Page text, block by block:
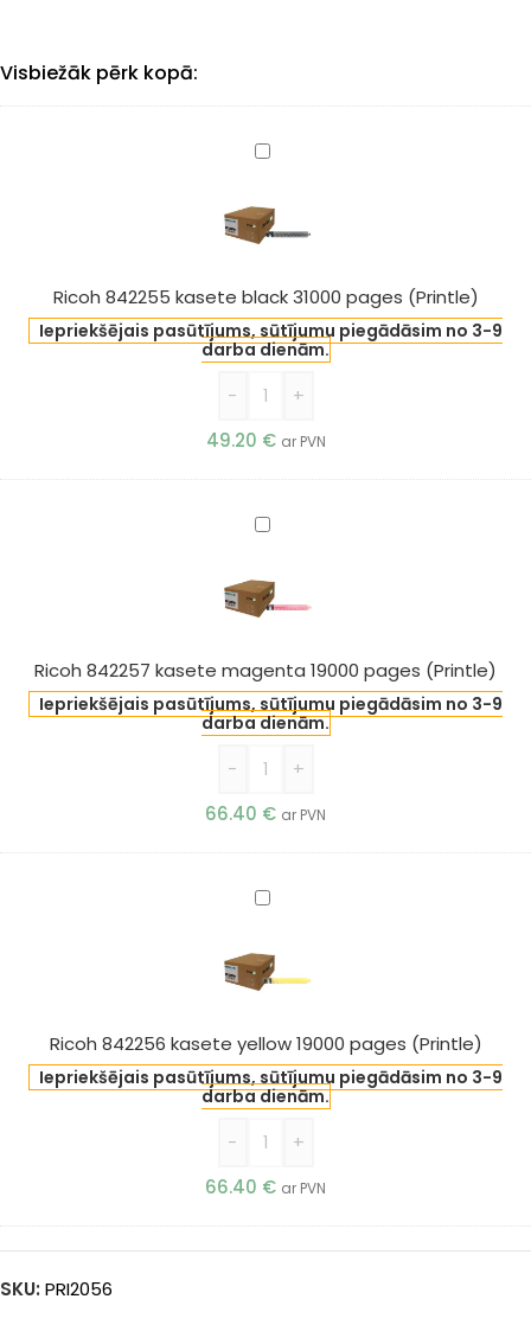
Visbiežāk pērk kopā:
Ricoh
kasete
black
pages
(Printle)
Ricoh 842255 kasete black 31000 pages (Printle)
Iepriekšējais pasūtījums, sūtījumu piegādāsim no 3-9
darba dienām.
-
+
49.20 € ar PVN
Ricoh
kasete
magenta
pages
(Printle)
Ricoh 842257 kasete magenta 19000 pages (Printle)
Iepriekšējais pasūtījums, sūtījumu piegādāsim no 3-9
darba dienām.
-
+
66.40 € ar PVN
Ricoh
kasete
yellow
pages
(Printle)
Ricoh 842256 kasete yellow 19000 pages (Printle)
Iepriekšējais pasūtījums, sūtījumu piegādāsim no 3-9
darba dienām.
-
+
66.40 € ar PVN
SKU: PRI2056